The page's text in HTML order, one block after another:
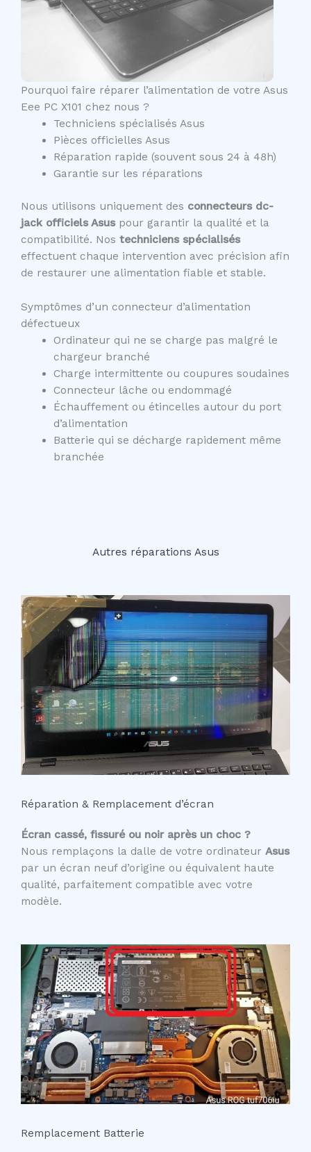
Pourquoi faire réparer l’alimentation de votre Asus
Eee PC X101 chez nous ?
Techniciens spécialisés Asus
Pièces officielles Asus
Réparation rapide (souvent sous 24 à 48h)
Garantie sur les réparations
Nous utilisons uniquement des connecteurs dc-
jack officiels Asuspour garantir la qualité et la
compatibilité. Nos techniciens spécialisés
effectuent chaque intervention avec précision afin
de restaurer une alimentation fiable et stable.
Symptômes d’un connecteur d’alimentation
défectueux
Ordinateur qui ne se charge pas malgré le
chargeur branché
Charge intermittente ou coupures soudaines
Connecteur lâche ou endommagé
Échauffement ou étincelles autour du port
d’alimentation
Batterie qui se décharge rapidement même
branchée
Autres réparations Asus
Réparation & Remplacement d’écran
Écran cassé, fissuré ou noir après un choc ?
Nous remplaçons la dalle de votre ordinateur Asus
par un écran neuf d’origine ou équivalent haute
qualité, parfaitement compatible avec votre
modèle.
Remplacement Batterie